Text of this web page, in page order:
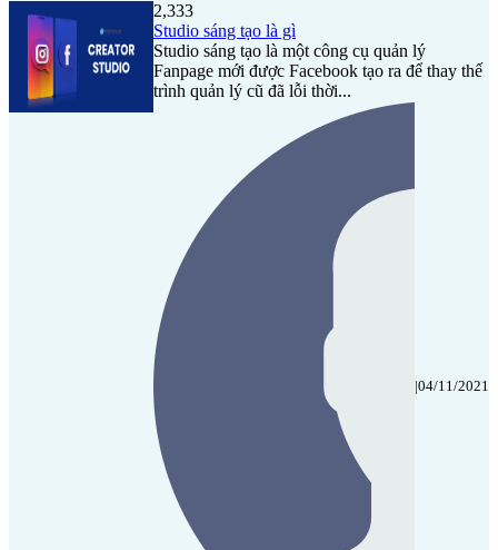
2,333
Studio sáng tạo là gì
Studio sáng tạo là một công cụ quản lý
Fanpage mới được Facebook tạo ra để thay thế
trình quản lý cũ đã lỗi thời...
|04/11/2021